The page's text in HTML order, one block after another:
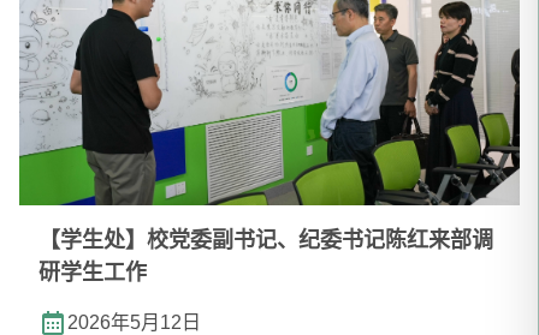
【学生处】校党委副书记、纪委书记陈红来部调
研学生工作
2026年5月12日